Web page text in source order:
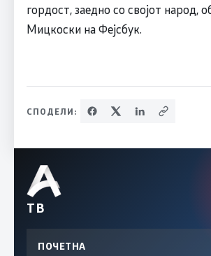
гордост, заедно со својот народ,
Мицкоски на Фејсбук.
СПОДЕЛИ:
ТВ
ПОЧЕТНА